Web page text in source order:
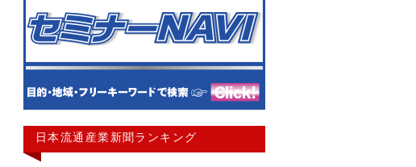
日本流通産業新聞ランキング